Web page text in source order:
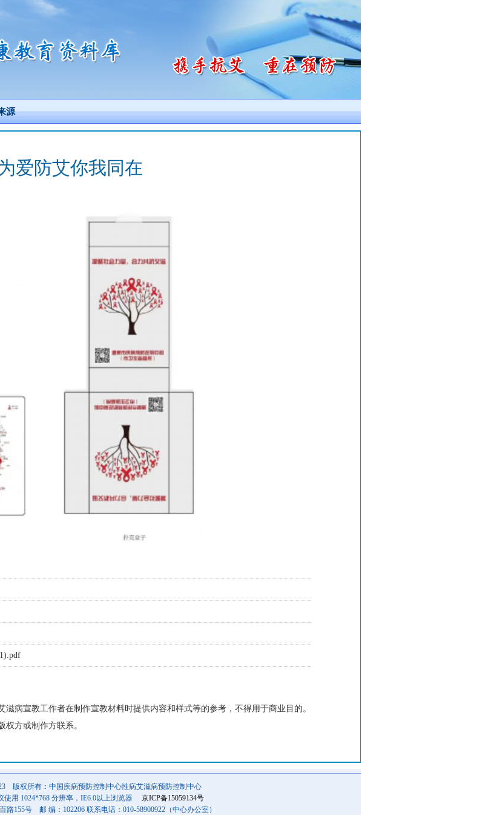
源
爱防艾你我同在
病宣教工作者在制作宣教材料时提供内容和样式等的参考，不得用于商业目的。
方或制作方联系。
版权所有：中国疾病预防控制中心性病艾滋病预防控制中心
使用 1024*768 分辨率，IE6.0以上浏览器 京ICP备15059134号
路155号 邮 编：102206 联系电话：010-58900922（中心办公室）